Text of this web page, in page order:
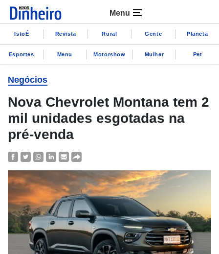
Menu
IstoÉ Revista Rural Gente Planeta
Esportes Menu Motorshow Mulher Pet
Negócios
Nova Chevrolet Montana tem 2
mil unidades esgotadas na
pré-venda